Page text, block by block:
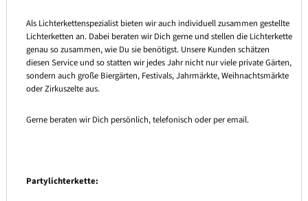
Als Lichterkettenspezialist bieten wir auch individuell zusammen gestellte
Lichterketten an. Dabei beraten wir Dich gerne und stellen die Lichterkette
genau so zusammen, wie Du sie benötigst. Unsere Kunden schätzen
diesen Service und so statten wir jedes Jahr nicht nur viele private Gärten,
sondern auch große Biergärten, Festivals, Jahrmärkte, Weihnachtsmärkte
oder Zirkuszelte aus.
Gerne beraten wir Dich persönlich, telefonisch oder per email.
Partylichterkette: